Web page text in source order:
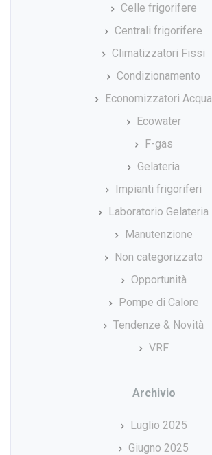
Celle frigorifere
Centrali frigorifere
Climatizzatori Fissi
Condizionamento
Economizzatori Acqua
Ecowater
F-gas
Gelateria
Impianti frigoriferi
Laboratorio Gelateria
Manutenzione
Non categorizzato
Opportunità
Pompe di Calore
Tendenze & Novità
VRF
Archivio
Luglio 2025
Giugno 2025